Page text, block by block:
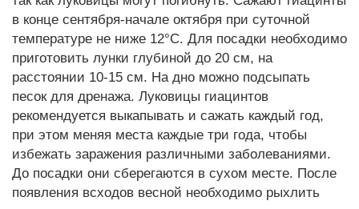
в конце сентября-начале октября при суточной
температуре не ниже 12°C. Для посадки необходимо
приготовить лунки глубиной до 20 см, на
расстоянии 10-15 см. На дно можно подсыпать
песок для дренажа. Луковицы гиацинтов
рекомендуется выкапывать и сажать каждый год,
при этом меняя места каждые три года, чтобы
избежать заражения различными заболеваниями.
До посадки они сберегаются в сухом месте. После
появления всходов весной необходимо рыхлить